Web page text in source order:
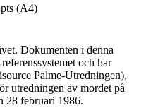
(A4)
Dokumenten i denna
och har
Palme-Utredningen),
utredningen av mordet på
28 februari 1986.